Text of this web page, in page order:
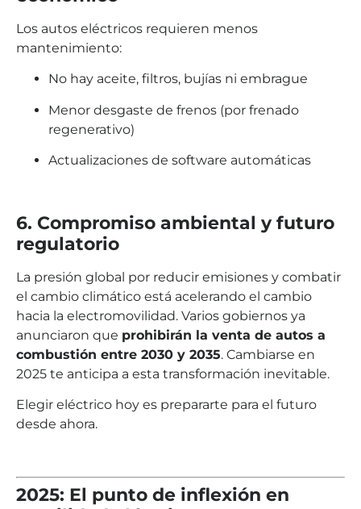
Los autos eléctricos requieren menos
mantenimiento:
No hay aceite, filtros, bujías ni embrague
Menor desgaste de frenos (por frenado
regenerativo)
Actualizaciones de software automáticas
6. Compromiso ambiental y futuro
regulatorio
La presión global por reducir emisiones y combatir
el cambio climático está acelerando el cambio
hacia la electromovilidad. Varios gobiernos ya
anunciaron que prohibirán la venta de autos a
combustión entre 2030 y 2035. Cambiarse en
2025 te anticipa a esta transformación inevitable.
Elegir eléctrico hoy es prepararte para el futuro
desde ahora.
2025: El punto de inflexión en